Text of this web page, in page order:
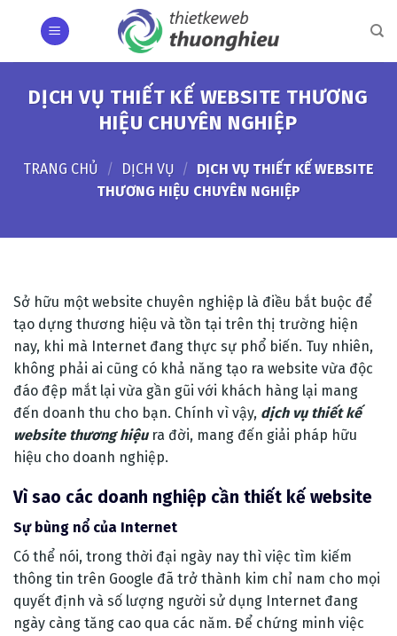
DỊCH VỤ THIẾT KẾ WEBSITE THƯƠNG
HIỆU CHUYÊN NGHIỆP
TRANG CHỦ / DỊCH VỤ / DỊCH VỤ THIẾT KẾ WEBSITE
THƯƠNG HIỆU CHUYÊN NGHIỆP
Sở hữu một website chuyên nghiệp là điều bắt buộc để
tạo dựng thương hiệu và tồn tại trên thị trường hiện
nay, khi mà Internet đang thực sự phổ biến. Tuy nhiên,
không phải ai cũng có khả năng tạo ra website vừa độc
đáo đệp mắt lại vừa gần gũi với khách hàng lại mang
đến doanh thu cho bạn. Chính vì vậy, dịch vụ thiết kế
website thương hiệura đời, mang đến giải pháp hữu
hiệu cho doanh nghiệp.
Vì sao các doanh nghiệp cần thiết kế website
Sự bùng nổ của Internet
Có thể nói, trong thời đại ngày nay thì việc tìm kiếm
thông tin trên Google đã trở thành kim chỉ nam cho mọi
quyết định và số lượng người sử dụng Internet đang
ngày càng tăng cao qua các năm. Để chứng minh việc